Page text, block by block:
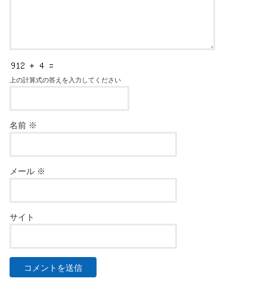
上の計算式の答えを入力してください
名前 ※
メール ※
サイト